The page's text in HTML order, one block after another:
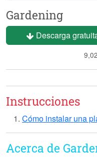
Gardening
Descarga
Instrucciones
Cómo instalar una
Acerca de